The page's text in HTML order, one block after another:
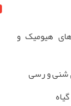
هیومیک و
شنی و رسی